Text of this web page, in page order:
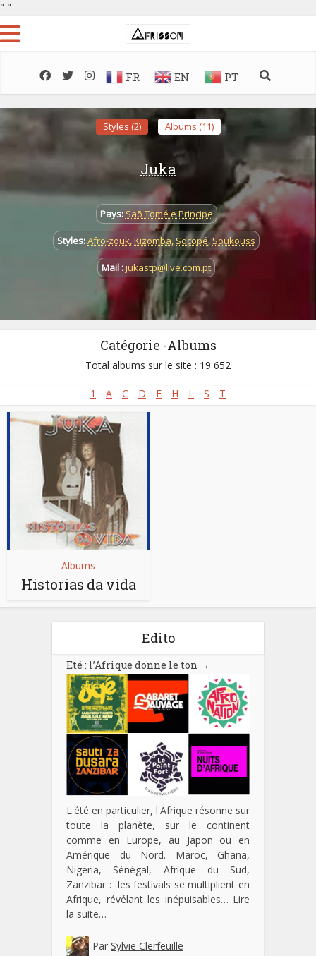
" "
FR EN PT
Styles (2) Albums (11)
Juka
Pays: Saõ Tomé e Principe
Styles:Afro-zouk,Kizomba, Socopé,Soukouss
Mail :jukastp@live.com.pt
Catégorie -Albums
Total albums sur le site : 19 652
1 A C D F H L S T
Albums
Historias da vida
Edito
Eté : l’Afrique donne le ton →
L'été en particulier, l'Afrique résonne sur
toute la planète, sur le continent
comme en Europe, au Japon ou en
Amérique du Nord. Maroc, Ghana,
Nigeria, Sénégal, Afrique du Sud,
Zanzibar : les festivals se multiplient en
Afrique, révélant les inépuisables… Lire
la suite…
Par Sylvie Clerfeuille